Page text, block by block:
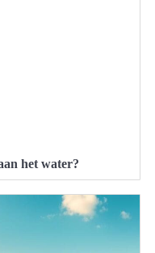
het water?